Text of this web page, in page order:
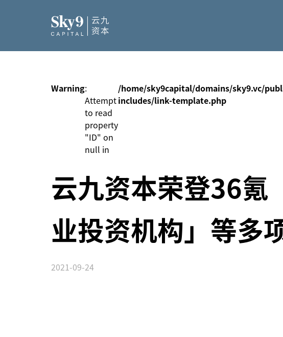
Warning:
Attempt
to read
property
"ID" on
null in
/home/sky9capital/domains/sky9.vc/
includes/link-template.php
云九资本荣登36氪
业投资机构」等多
2021-09-24